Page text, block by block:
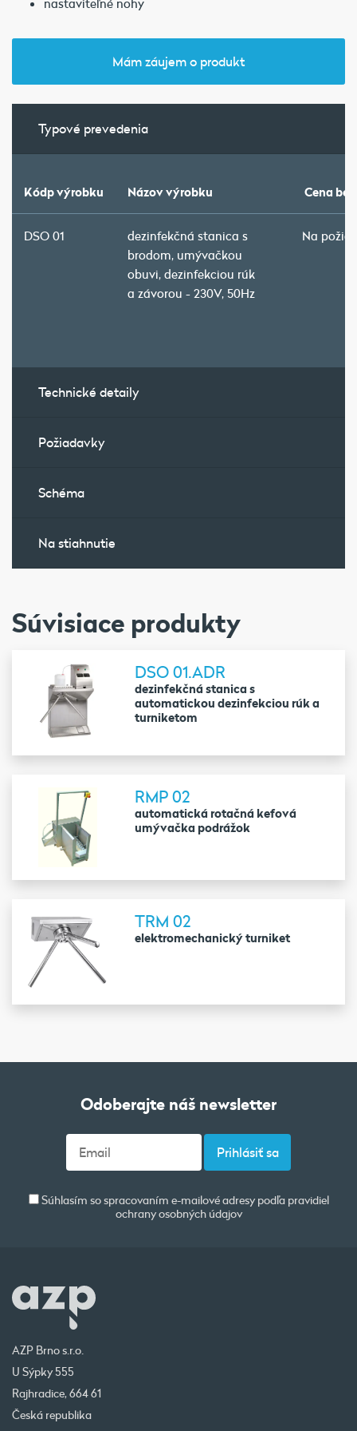
Mám záujem o produkt
Typové prevedenia
Kódp výrobku Názov výrobku Cena
DSO 01
dezinfekčná stanica s
brodom, umývačkou
obuvi, dezinfekciou rúk
a závorou - 230V, 50Hz
Na
Technické detaily
Požiadavky
Schéma
Na stiahnutie
Súvisiace produkty
DSO 01.ADR
dezinfekčná stanica s
automatickou dezinfekciou rúk a
turniketom
RMP 02
automatická rotačná kefová
umývačka podrážok
TRM 02
elektromechanický turniket
Odoberajte náš newsletter
Súhlasím so spracovaním e-mailové adresy podľa pravidiel
ochrany osobných údajov
AZP Brno s.r.o.
U Sýpky 555
Rajhradice, 664 61
Česká republika